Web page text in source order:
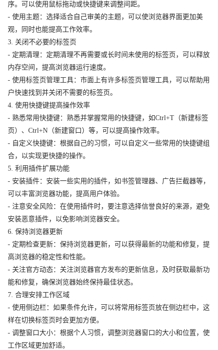
序。可以使用鼠标拖动或快捷键来调整间距。
- 使用主题：选择适合自己审美的主题，可以使浏览器界面更加美
观，同时也能提高工作效率。
3. 关闭不必要的标签页
- 定期清理：定期清理不再需要或长时间未使用的标签页，可以释放
内存空间，提高浏览器运行速度。
- 使用标签页管理工具：市面上有许多标签页管理工具，可以帮助用
户快速找到并关闭不需要的标签页。
4. 使用快捷键提高操作效率
- 熟悉常用快捷键：熟悉并掌握常用的快捷键，如Ctrl+T（新建标签
页）、Ctrl+N（新建窗口）等，可以提高操作效率。
- 自定义快捷键：根据自己的习惯，可以自定义一些常用的快捷键组
合，以实现更快捷的操作。
5. 利用插件扩展功能
- 安装插件：安装一些实用的插件，如书签管理器、广告拦截器等，
可以丰富浏览器功能，提高用户体验。
- 注意安全风险：在使用插件时，要注意选择信誉良好的来源，避免
安装恶意插件，以免影响浏览器安全。
6. 保持浏览器更新
- 定期检查更新：保持浏览器更新，可以获得最新的功能和修复，提
高浏览器的稳定性和性能。
- 关注官方动态：关注浏览器官方发布的更新信息，及时获取最新功
能和修复，确保浏览器始终保持最佳状态。
7. 合理安排工作区域
- 使用侧边栏：如果条件允许，可以将常用标签页放在侧边栏中，这
样在切换标签页时会更加方便。
- 调整窗口大小：根据个人习惯，调整浏览器窗口的大小和位置，使
工作区域更加舒适。